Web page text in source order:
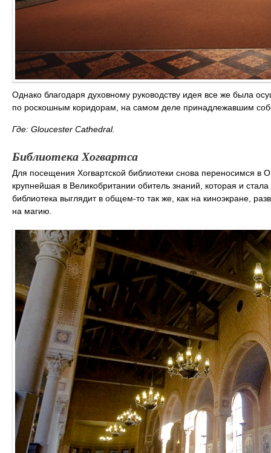
Однако благодаря духовному руководству идея все же была
по роскошным коридорам, на самом деле принадлежавшим
Где: Gloucester Cathedral.
Библиотека Хогвартса
Для посещения Хогвартской библиотеки снова переносимся в
крупнейшая в Великобритании обитель знаний, которая и
библиотека выглядит в общем-то так же, как на киноэкране,
на магию.